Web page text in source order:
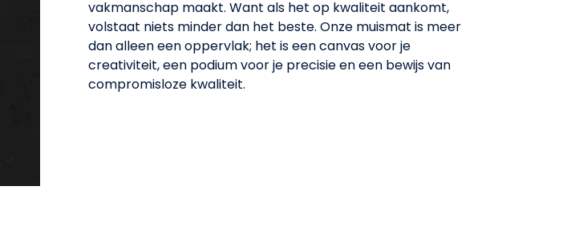
vakmanschap maakt. Want als het op kwaliteit aankomt,
volstaat niets minder dan het beste. Onze muismat is meer
dan alleen een oppervlak; het is een canvas voor je
creativiteit, een podium voor je precisie en een bewijs van
compromisloze kwaliteit.